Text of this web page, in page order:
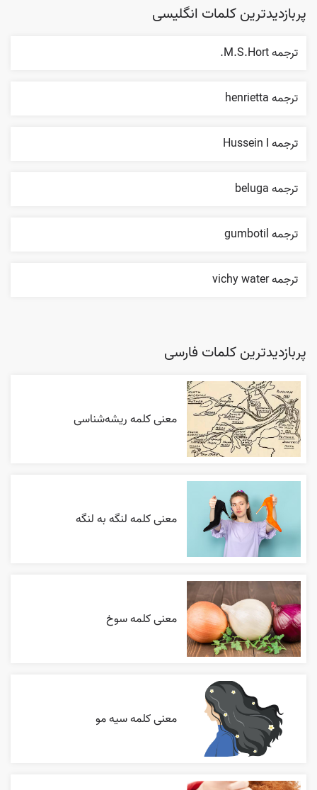
پربازدیدترین کلمات انگلیسی
ترجمه M.S.Hort.
ترجمه henrietta
ترجمه Hussein I
ترجمه beluga
ترجمه gumbotil
ترجمه vichy water
پربازدیدترین کلمات فارسی
معنی کلمه ریشه‌شناسی
معنی کلمه لنگه به لنگه
معنی کلمه سوخ
معنی کلمه سیه مو